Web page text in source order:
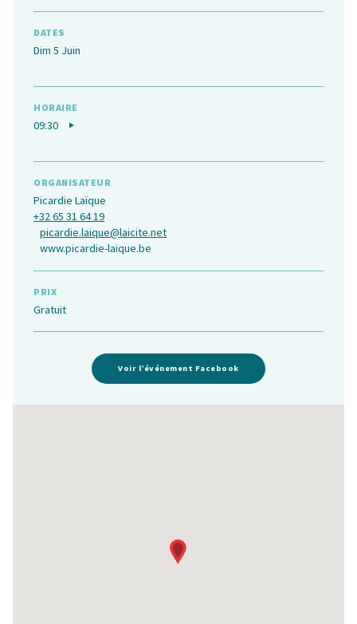
DATES
Dim 5 Juin
HORAIRE
09:30
ORGANISATEUR
Picardie Laïque
+32 65 31 64 19
picardie.laique@laicite.net
www.picardie-laique.be
PRIX
Gratuit
Voir l’événement Facebook